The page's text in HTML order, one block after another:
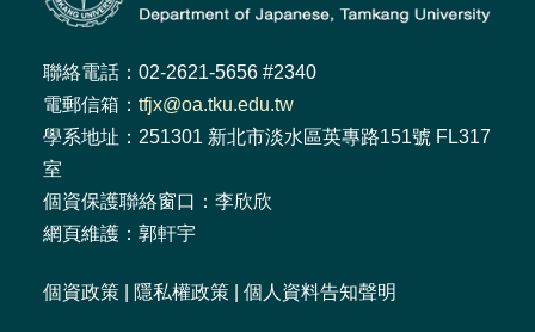
聯絡電話：02-2621-5656 #2340
電郵信箱： tfjx@oa.tku.edu.tw
學系地址：251301 新北市淡水區英專路151號 FL317
室
個資保護聯絡窗口：李欣欣
網頁維護：郭軒宇
個資政策 隱私權政策 個人資料告知聲明